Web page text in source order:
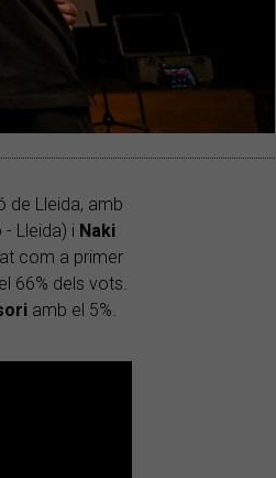
de Lleida, amb
Lleida) i Naki
com a primer
66% dels vots.
amb el 5%.